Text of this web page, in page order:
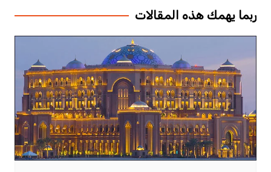
ربما يهمك هذه المقالات